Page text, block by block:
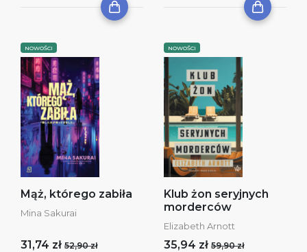
NOWOŚCI
Mąż, którego zabiła
Mina Sakurai
31,74 zł 52,90 zł
NOWOŚCI
Klub żon seryjnych
morderców
Elizabeth Arnott
35,94 zł 59,90 zł